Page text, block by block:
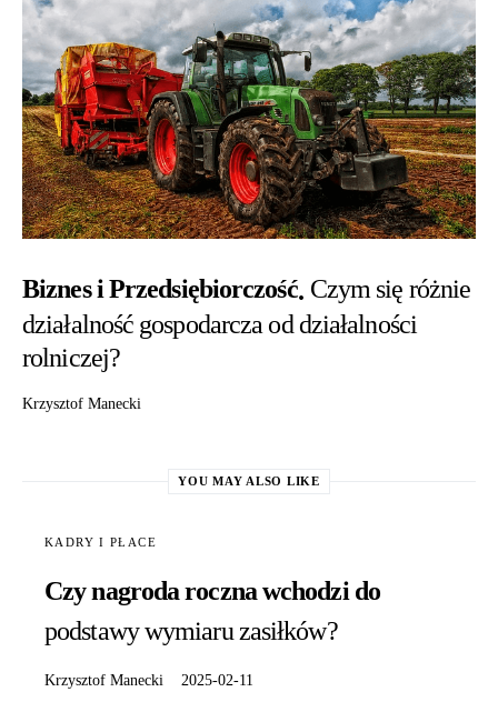
Biznes i Przedsiębiorczość Czym się różnie
działalność gospodarcza od działalności
rolniczej?
Krzysztof Manecki
YOU MAY ALSO LIKE
KADRY I PŁACE
Czy nagroda roczna wchodzi do
podstawy wymiaru zasiłków?
Krzysztof Manecki 2025-02-11